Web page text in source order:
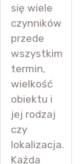
się wiele
czynników
przede
wszystkim
termin,
wielkość
obiektu i
jej rodzaj
czy
lokalizacja.
Każda